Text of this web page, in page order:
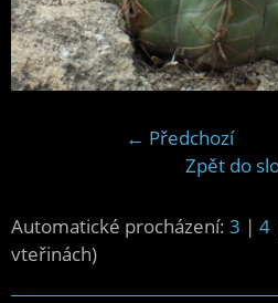
← Předchozí
Zpět do
Automatické procházení: 3 | 4
vteřinách)